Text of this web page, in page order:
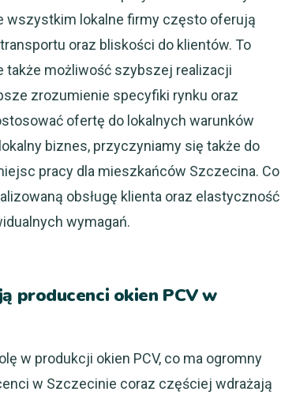
wszystkim lokalne firmy często oferują
oraz bliskości do klientów. To
także możliwość szybszej realizacji
zrozumienie specyfiki rynku oraz
ofertę do lokalnych warunków
biznes, przyczyniamy się także do
pracy dla mieszkańców Szczecina. Co
obsługę klienta oraz elastyczność
wymagań.
producenci okien PCV w
w produkcji okien PCV, co ma ogromny
w Szczecinie coraz częściej wdrażają